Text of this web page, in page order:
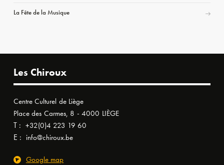
La Fête de la Musique
Les Chiroux
Centre Culturel de Liège
Place des Carmes, 8 - 4000 LIÈGE
T : +32(0)4 223 19 60
E : info@chiroux.be
Google map